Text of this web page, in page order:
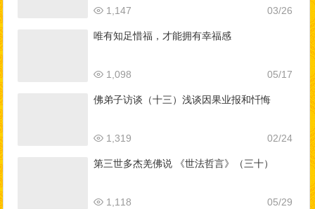
03/26
1,147
唯有知足惜福，才能拥有幸福感
05/17
1,098
佛弟子访谈（十三）浅谈因果业报和忏悔
02/24
1,319
第三世多杰羌佛说 《世法哲言》（三十）
05/29
1,118